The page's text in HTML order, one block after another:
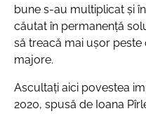
bune s-au multiplicat și
căutat în permanență
să treacă mai ușor
majore.
Ascultați aici povestea
2020, spusă de Ioana